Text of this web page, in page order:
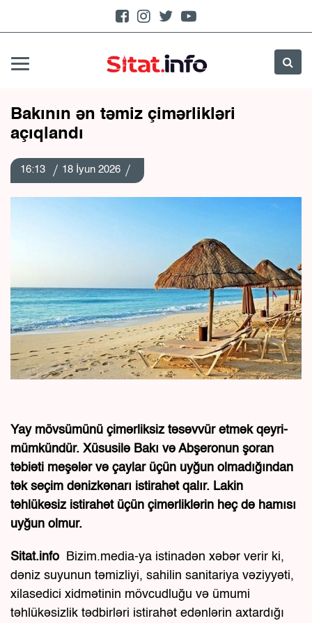
Bakının ən təmiz çimərlikləri
açıqlandı
16:13 18 İyun 2026
Yay mövsümünü çimərliksiz təsəvvür etmək qeyri-
mümkündür. Xüsusilə Bakı və Abşeronun şoran
təbiəti meşələr və çaylar üçün uyğun olmadığından
tək seçim dənizkənarı istirahət qalır. Lakin
təhlükəsiz istirahət üçün çimərliklərin heç də hamısı
uyğun olmur.
Sitat.info
Bizim.media-ya istinadən xəbər verir ki,
dəniz suyunun təmizliyi, sahilin sanitariya vəziyyəti,
xilasedici xidmətinin mövcudluğu və ümumi
təhlükəsizlik tədbirləri istirahət edənlərin axtardığı